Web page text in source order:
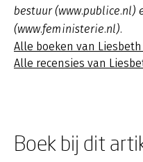
bestuur (www.publice.nl)
(www.feministerie.nl).
Alle boeken van
Alle recensies van
Boek bij dit